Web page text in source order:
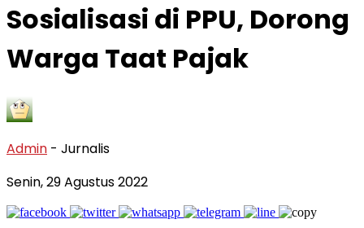
Sosialisasi di PPU, Dorong
Warga Taat Pajak
Admin - Jurnalis
Senin, 29 Agustus 2022